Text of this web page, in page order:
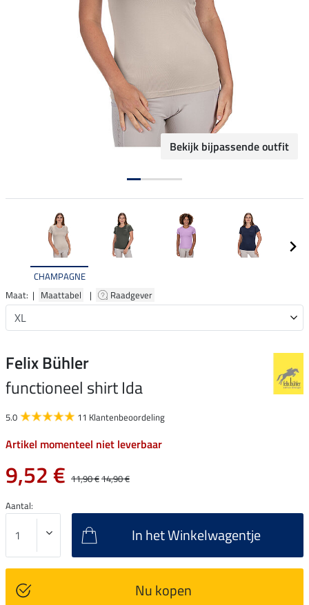
Bekijk bijpassende outfit
CHAMPAGNE
Maat: | Maattabel | Raadgever
Felix Bühler
functioneel shirt Ida
5.0 11 Klantenbeoordeling
Artikel momenteel niet leverbaar
9,52 € 11,90 €14,90 €
Aantal:
In het Winkelwagentje
Nu kopen